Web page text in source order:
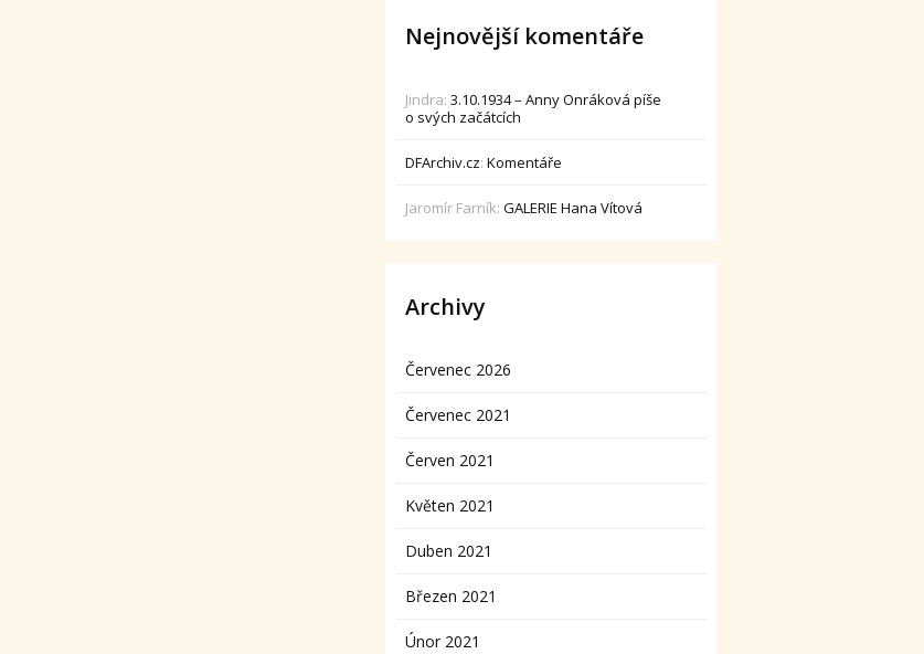
Nejnovější komentáře
Jindra:3.10.1934 – Anny Onráková píše
o svých začátcích
DFArchiv.cz:Komentáře
Jaromír Farník:GALERIE Hana Vítová
Archivy
Červenec 2026
Červenec 2021
Červen 2021
Květen 2021
Duben 2021
Březen 2021
Únor 2021